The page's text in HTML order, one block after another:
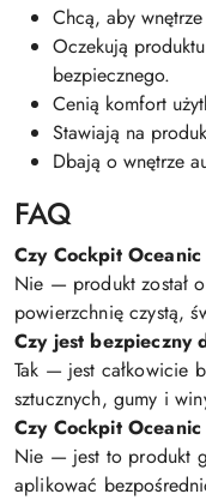
Chcą, aby
Oczekują
bezpiecznego.
Cenią komfort
Stawiają na
Dbają o wnętrze
FAQ
Czy Cockpit
Nie — produkt został
powierzchnię czystą,
Czy jest bezpieczny
Tak — jest całkowicie
sztucznych, gumy i
Czy Cockpit
Nie — jest to produkt
aplikować